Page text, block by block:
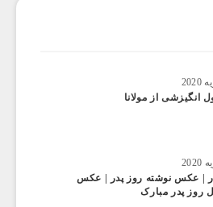
انگیزشی از مولانا
| عکس نوشته روز پدر | عکس
روز پدر مبارک